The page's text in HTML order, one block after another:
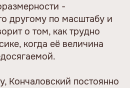
-
другому по масштабу и
о том, как трудно
когда её величина
Кончаловский постоянно